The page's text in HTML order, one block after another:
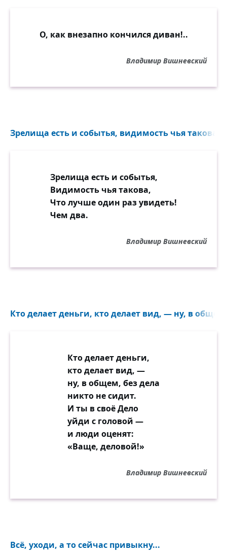
О, как внезапно кончился диван!..
Владимир Вишневский
Зрелища есть и событья, видимость чья такова...
Зрелища есть и событья,
Видимость чья такова,
Что лучше один раз увидеть!
Чем два.
Владимир Вишневский
Кто делает деньги, кто делает вид, — ну, в
Кто делает деньги,
кто делает вид, —
ну, в общем, без дела
никто не сидит.
И ты в своё Дело
уйди с головой —
и люди оценят:
«Ваще, деловой!»
Владимир Вишневский
Всё, уходи, а то сейчас привыкну...